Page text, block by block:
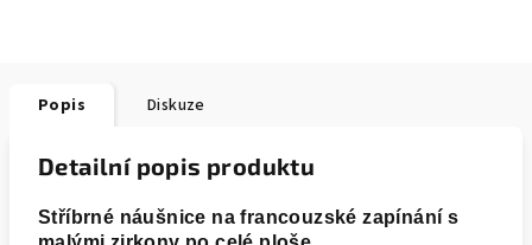
Popis Diskuze
Detailní popis produktu
Stříbrné náušnice na francouzské zapínání s